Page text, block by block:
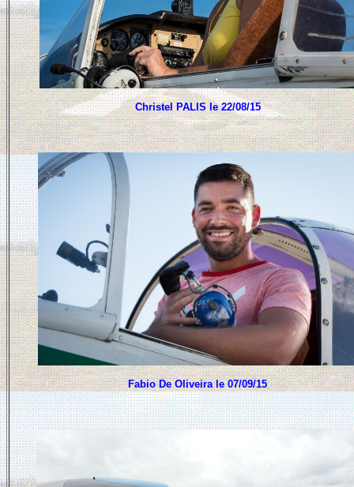
Christel PALIS le 22/08/15
Fabio De Oliveira le 07/09/15